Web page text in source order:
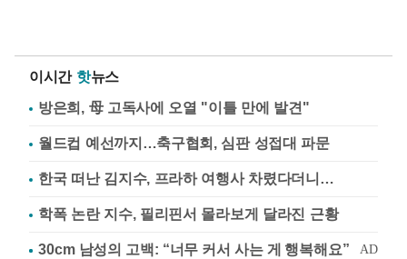
이시간 핫뉴스
방은희, 母 고독사에 오열 "이틀 만에 발견"
월드컵 예선까지…축구협회, 심판 성접대 파문
한국 떠난 김지수, 프라하 여행사 차렸다더니…
학폭 논란 지수, 필리핀서 몰라보게 달라진 근황